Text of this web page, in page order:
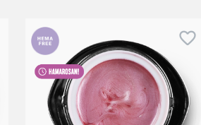
favorite_border